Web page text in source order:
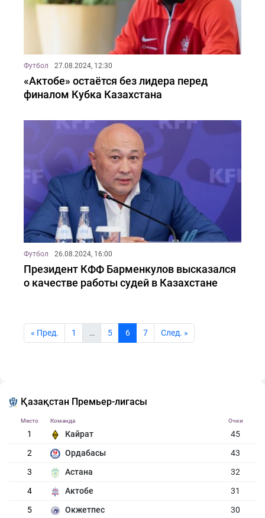
Футбол 27.08.2024, 12:30
«Актобе» остаётся без лидера перед
финалом Кубка Казахстана
Футбол 26.08.2024, 16:00
Президент КФФ Барменкулов высказался
о качестве работы судей в Казахстане
« Пред. 1 … 5 6 7 Cлед. »
Қазақстан Премьер-лигасы
Место Команда Очки
1 Кайрат
45
2
Ордабасы
43
3
Астана
32
4
Актобе
31
5
Окжетпес
30